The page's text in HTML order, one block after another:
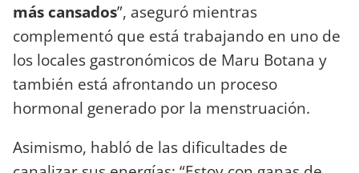
más cansados”, aseguró mientras
complementó que está trabajando en uno de
los locales gastronómicos de Maru Botana y
también está afrontando un proceso
hormonal generado por la menstruación.
Asimismo, habló de las dificultades de